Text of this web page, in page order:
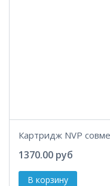
Картридж NVP
1370.00 руб